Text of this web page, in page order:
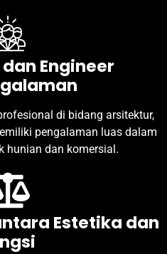
Engineer
di bidang arsitektur,
pengalaman luas dalam
hunian dan komersial.
Estetika dan